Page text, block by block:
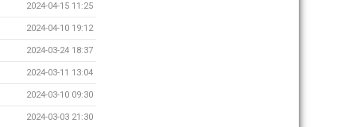
2024-04-15 11:25
2024-04-10 19:12
2024-03-24 18:37
2024-03-11 13:04
2024-03-10 09:30
2024-03-03 21:30